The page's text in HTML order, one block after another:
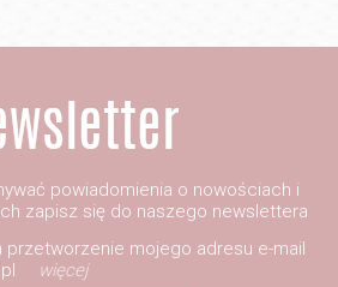
powiadomienia o nowościach i
zapisz się do naszego newslettera
przetworzenie mojego adresu e-mail
więcej